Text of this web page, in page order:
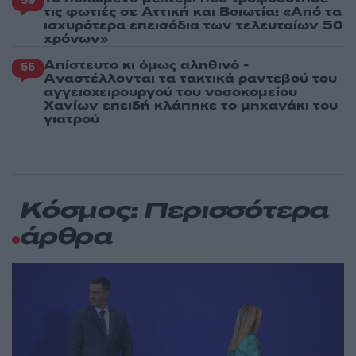
τις φωτιές σε Αττική και Βοιωτία: «Από τα
ισχυρότερα επεισόδια των τελευταίων 50
χρόνων»
55 Απίστευτο κι όμως αληθινό -
Aναστέλλονται τα τακτικά ραντεβού του
αγγειοχειρουργού του νοσοκομείου
Χανίων επειδή κλάπηκε το μηχανάκι του
γιατρού
Κόσμος: Περισσότερα
άρθρα